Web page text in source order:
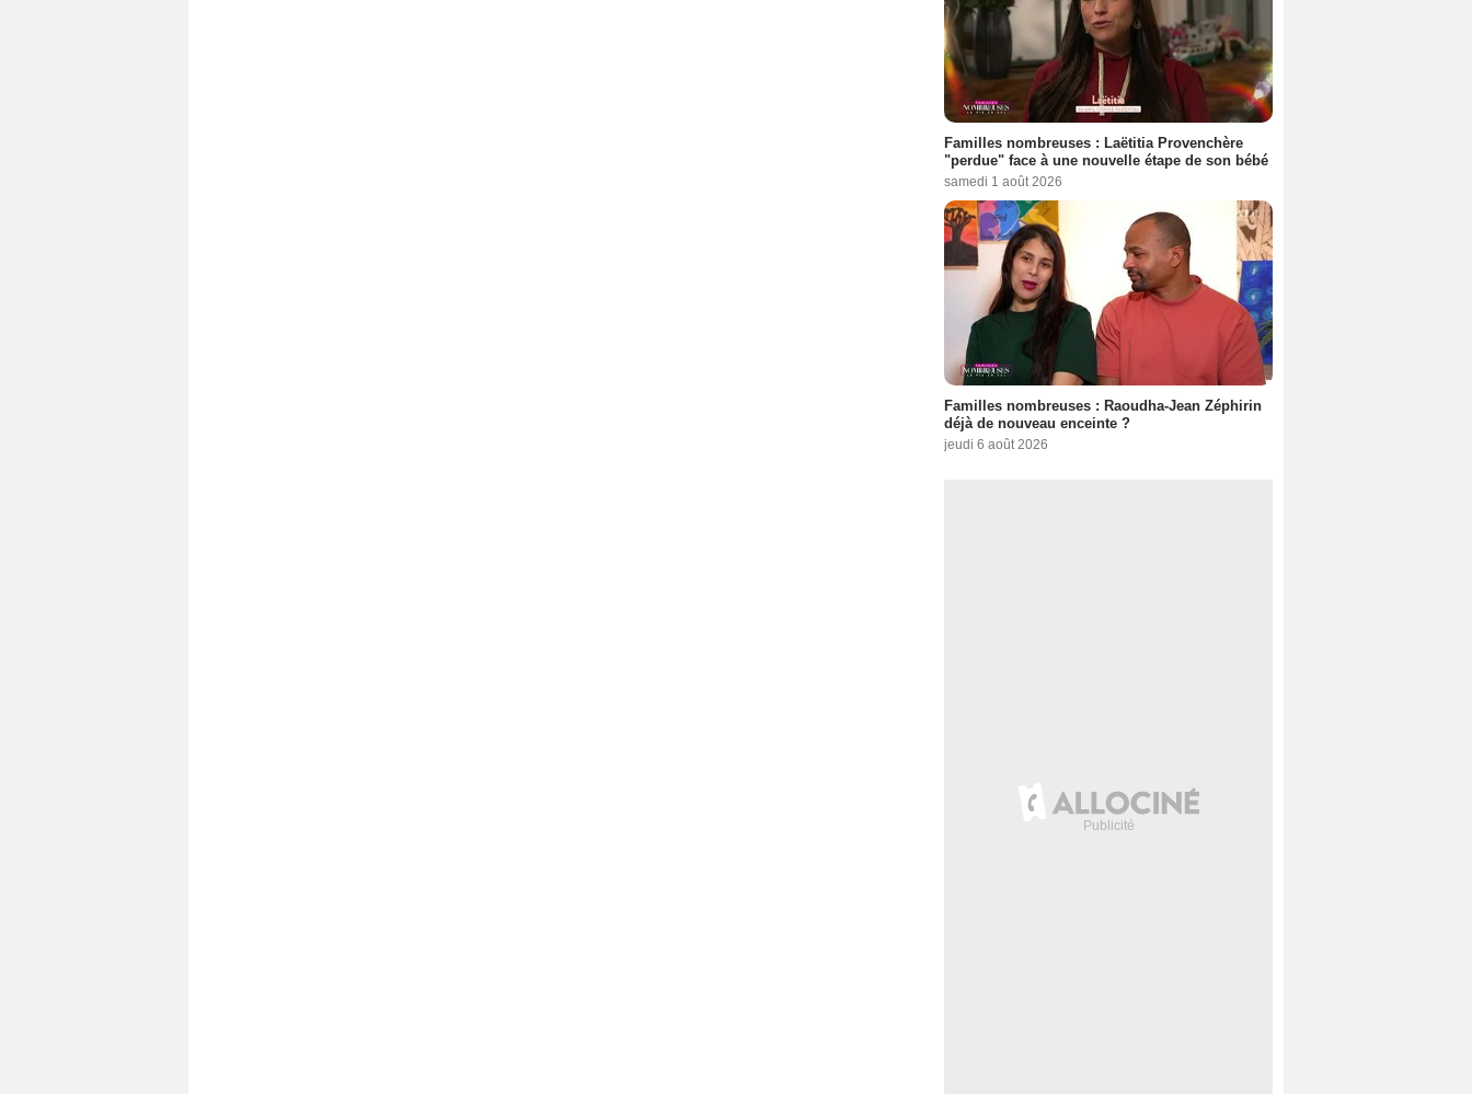
Familles nombreuses : Laëtitia Provenchère
"perdue" face à une nouvelle étape de son bébé
samedi 1 août 2026
Familles nombreuses : Raoudha-Jean Zéphirin
déjà de nouveau enceinte ?
jeudi 6 août 2026